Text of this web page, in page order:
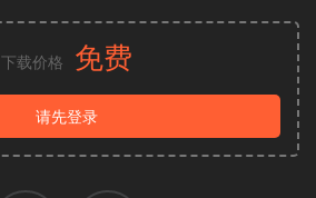
下载价格 免费
请先登录